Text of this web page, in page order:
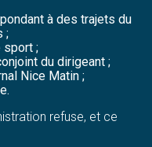
à des trajets du
;
sport ;
du dirigeant ;
Nice Matin ;
refuse, et ce